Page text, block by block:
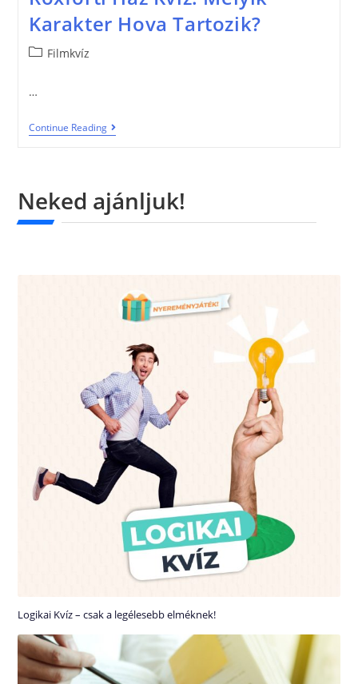
Karakter Hova Tartozik?
Filmkvíz
…
Continue Reading
Neked ajánljuk!
Logikai Kvíz – csak a legélesebb elméknek!